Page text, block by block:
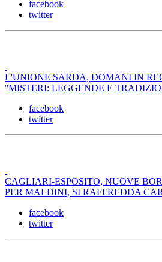
facebook
twitter
L'UNIONE SARDA, DOMANI IN
''MISTERI: LEGGENDE E
facebook
twitter
CAGLIARI-ESPOSITO, NUOVE
PER MALDINI, SI RAFFREDDA
facebook
twitter